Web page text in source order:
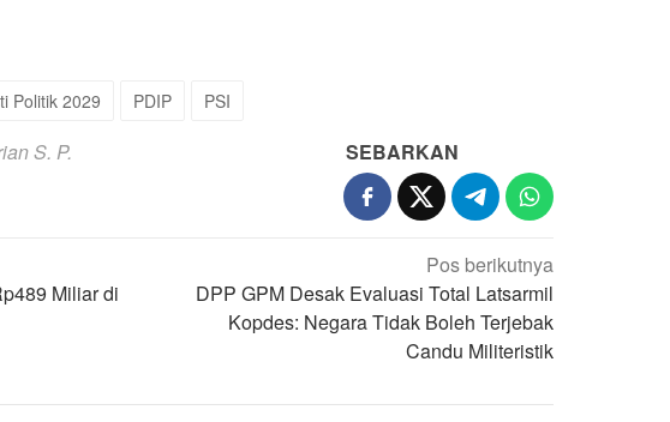
Politik 2029 PDIP PSI
S. P.
SEBARKAN
Miliar di
Pos berikutnya
DPP GPM Desak Evaluasi Total Latsarmil
Kopdes: Negara Tidak Boleh Terjebak
Candu Militeristik